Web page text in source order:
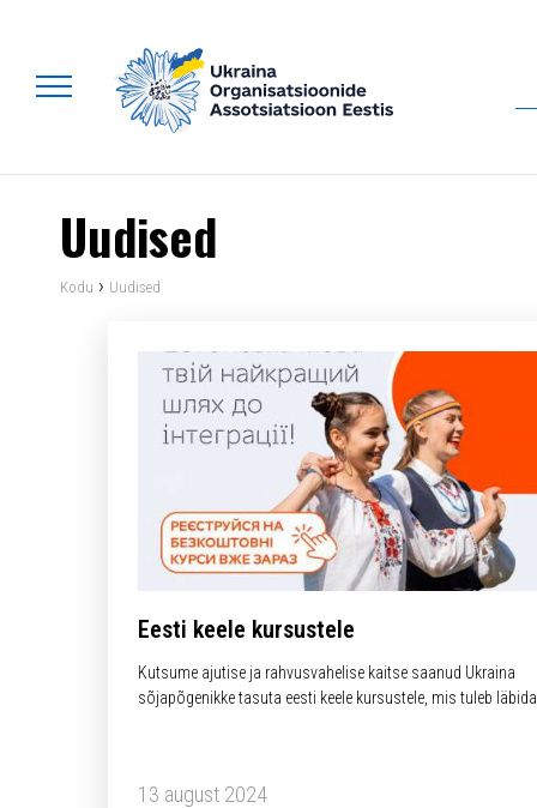
Uudised
Kodu › Uudised
Eesti keele kursustele
Kutsume ajutise ja rahvusvahelise kaitse saanud Ukraina
sõjapõgenikke tasuta eesti keele kursustele, mis tuleb läbida
13 august 2024